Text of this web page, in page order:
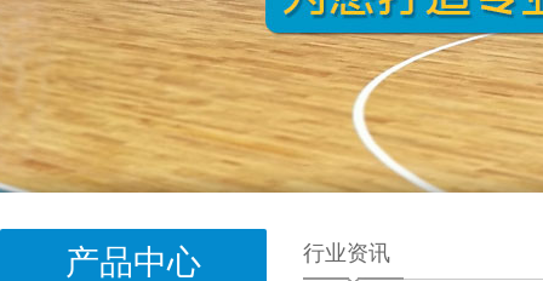
产品中心 行业资讯